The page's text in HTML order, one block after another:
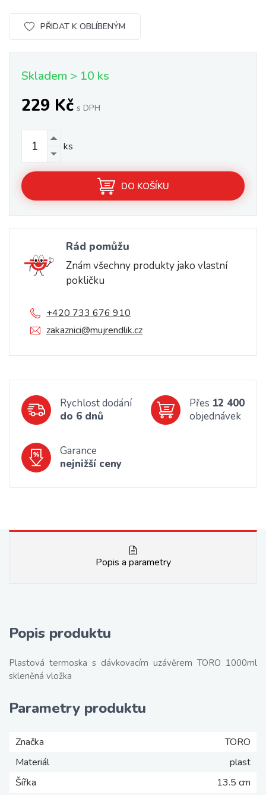
PŘIDAT K OBLÍBENÝM
Skladem > 10 ks
229 Kč s DPH
ks
DO KOŠÍKU
Rád pomůžu
Znám všechny produkty jako vlastní
pokličku
+420 733 676 910
zakaznici@mujrendlik.cz
Rychlost dodání
do 6 dnů
Přes 12 400
objednávek
Garance
nejnižší ceny
Popis a parametry
Popis produktu
Plastová termoska s dávkovacím uzávěrem TORO 1000ml
skleněná vložka
Parametry produktu
Značka
TORO
Materiál
plast
Šířka
13.5 cm